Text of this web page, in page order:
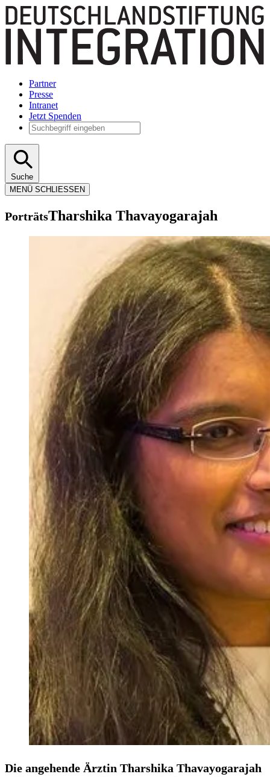
Partner
Presse
Intranet
Jetzt Spenden
Suche
MENÜ SCHLIESSEN
PorträtsTharshika Thavayogarajah
Die angehende Ärztin Tharshika Thavayogarajah